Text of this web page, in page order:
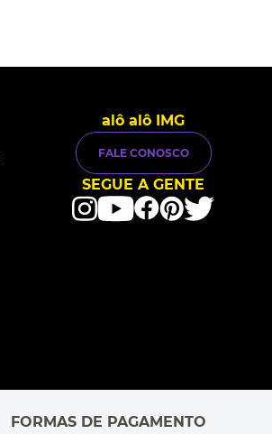
alô alô IMG
FALE CONOSCO
SEGUE A GENTE
FORMAS DE PAGAMENTO